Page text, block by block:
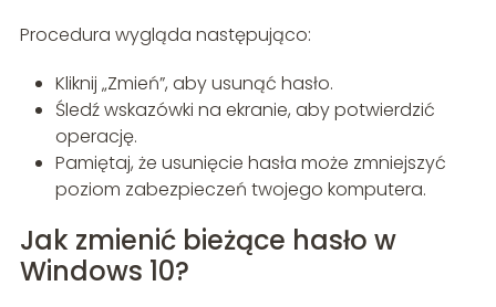
Procedura wygląda następująco:
Kliknij „Zmień”, aby usunąć hasło.
Śledź wskazówki na ekranie, aby potwierdzić
operację.
Pamiętaj, że usunięcie hasła może zmniejszyć
poziom zabezpieczeń twojego komputera.
Jak zmienić bieżące hasło w
Windows 10?